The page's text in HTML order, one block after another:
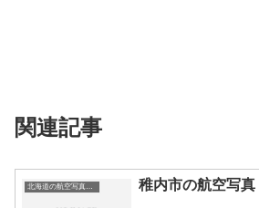
関連記事
北海道の航空写真・空中写真 稚内市の航空写